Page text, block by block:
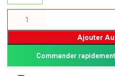
Ajouter
Commander